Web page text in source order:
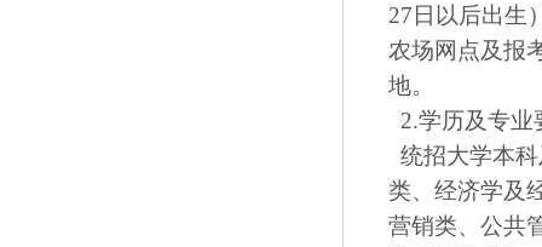
27日以后出生
农场网点及报
地。
2.学历及专业
统招大学本
类、经济学及
营销类、公共